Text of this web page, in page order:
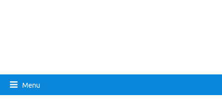
Menu